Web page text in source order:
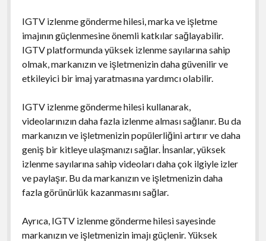
IGTV izlenme gönderme hilesi, marka ve işletme
imajının güçlenmesine önemli katkılar sağlayabilir.
IGTV platformunda yüksek izlenme sayılarına sahip
olmak, markanızın ve işletmenizin daha güvenilir ve
etkileyici bir imaj yaratmasına yardımcı olabilir.
IGTV izlenme gönderme hilesi kullanarak,
videolarınızın daha fazla izlenme alması sağlanır. Bu da
markanızın ve işletmenizin popülerliğini artırır ve daha
geniş bir kitleye ulaşmanızı sağlar. İnsanlar, yüksek
izlenme sayılarına sahip videoları daha çok ilgiyle izler
ve paylaşır. Bu da markanızın ve işletmenizin daha
fazla görünürlük kazanmasını sağlar.
Ayrıca, IGTV izlenme gönderme hilesi sayesinde
markanızın ve işletmenizin imajı güçlenir. Yüksek